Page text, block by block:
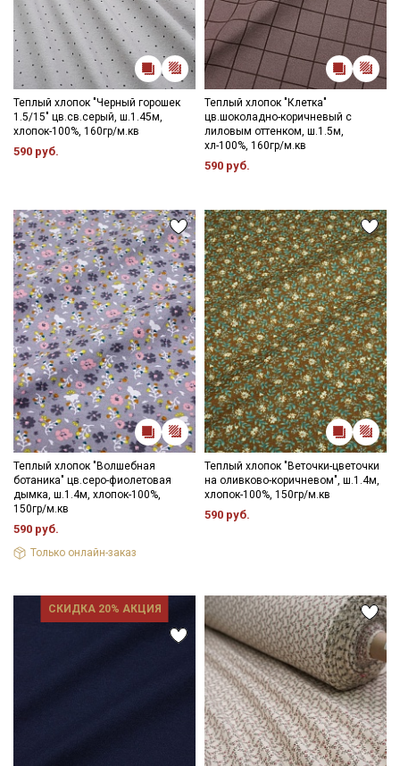
Теплый хлопок "Черный горошек
1.5/15" цв.св.серый, ш.1.45м,
хлопок-100%, 160гр/м.кв
590 руб.
Теплый хлопок "Клетка"
цв.шоколадно-коричневый с
лиловым оттенком, ш.1.5м,
хл-100%, 160гр/м.кв
590 руб.
Теплый хлопок "Волшебная
ботаника" цв.серо-фиолетовая
дымка, ш.1.4м, хлопок-100%,
150гр/м.кв
590 руб.
Только онлайн-заказ
Теплый хлопок "Веточки-цветочки
на оливково-коричневом", ш.1.4м,
хлопок-100%, 150гр/м.кв
590 руб.
СКИДКА 20% АКЦИЯ